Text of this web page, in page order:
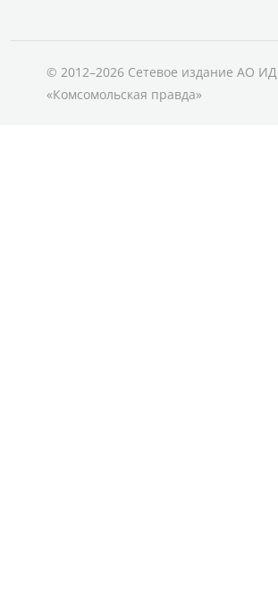
© 2012–2026 Сетевое издание АО ИД
«Комсомольская правда»